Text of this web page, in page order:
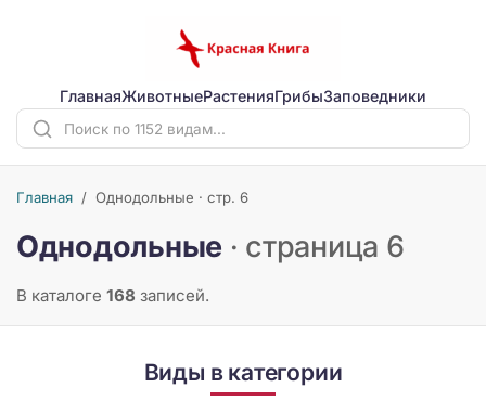
ГлавнаяЖивотныеРастенияГрибыЗаповедники
Главная / Однодольные · стр. 6
Однодольные · страница 6
В каталоге 168 записей.
Виды в категории